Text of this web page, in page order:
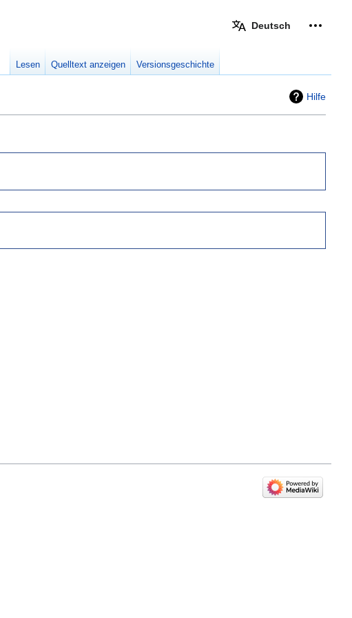
Deutsch
Lesen Quelltext anzeigen Versionsgeschichte
Hilfe